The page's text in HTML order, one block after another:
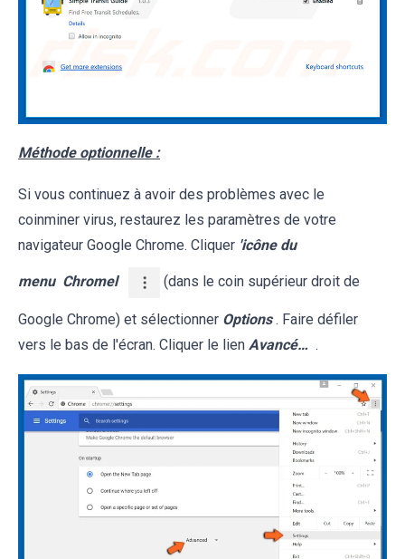
Méthode optionnelle :
Si vous continuez à avoir des problèmes avec le
coinminer virus, restaurez les paramètres de votre
navigateur Google Chrome. Cliquer 'icône du
menu Chromel (dans le coin supérieur droit de
Google Chrome) et sélectionner Options . Faire défiler
vers le bas de l'écran. Cliquer le lien Avancé… .